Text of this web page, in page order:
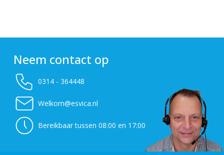
Neem contact op
0314 - 364448
Welkom@esvica.nl
Bereikbaar tussen 08:00 en 17:00